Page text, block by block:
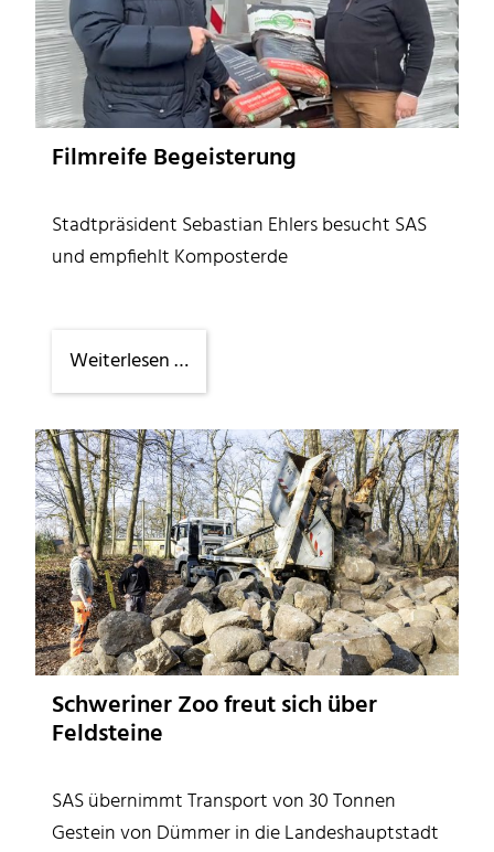
Filmreife Begeisterung
Stadtpräsident Sebastian Ehlers besucht SAS
und empfiehlt Komposterde
Weiterlesen …Filmreife
Begeisterung
Schweriner Zoo freut sich über
Feldsteine
SAS übernimmt Transport von 30 Tonnen
Gestein von Dümmer in die Landeshauptstadt